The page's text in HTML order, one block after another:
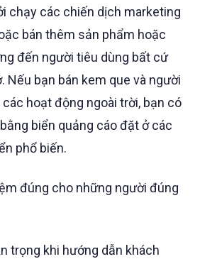
chạy các chiến dịch marketing
bán thêm sản phẩm hoặc
đến người tiêu dùng bất cứ
Nếu bạn bán kem que và người
hoạt động ngoài trời, bạn có
biển quảng cáo đặt ở các
phổ biến.
đúng cho những người đúng
trọng khi hướng dẫn khách